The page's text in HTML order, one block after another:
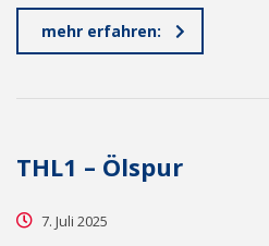
mehr erfahren:
THL1 – Ölspur
7. Juli 2025